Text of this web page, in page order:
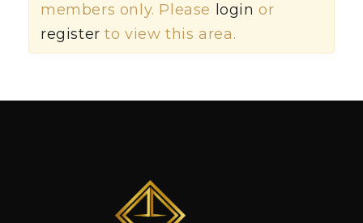
members only. Please login or
register to view this area.